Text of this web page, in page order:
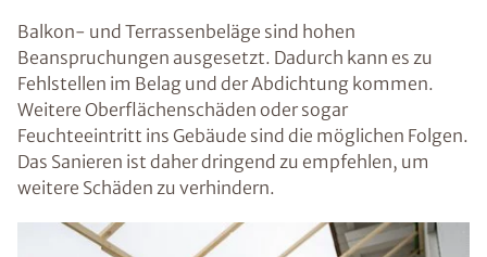
Balkon- und Terrassenbeläge sind hohen
Beanspruchungen ausgesetzt. Dadurch kann es zu
Fehlstellen im Belag und der Abdichtung kommen.
Weitere Oberflächenschäden oder sogar
Feuchteeintritt ins Gebäude sind die möglichen Folgen.
Das Sanieren ist daher dringend zu empfehlen, um
weitere Schäden zu verhindern.